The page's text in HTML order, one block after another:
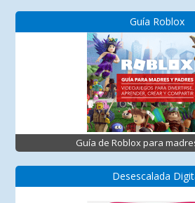
Guía Roblox
Guía de Roblox para
Desescalada